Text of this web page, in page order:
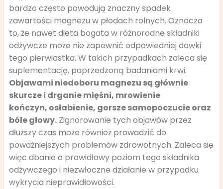
bardzo często powodują znaczny spadek
zawartości magnezu w płodach rolnych. Oznacza
to, że nawet dieta bogata w różnorodne składniki
odżywcze może nie zapewnić odpowiedniej dawki
tego pierwiastka. W takich przypadkach zaleca się
suplementację, poprzedzoną badaniami krwi.
Objawami niedoboru magnezu są głównie
skurcze i drganie mięśni, mrowienie
kończyn, osłabienie, gorsze samopoczucie oraz
bóle głowy. Zignorowanie tych objawów przez
dłuższy czas może również prowadzić do
poważniejszych problemów zdrowotnych. Zaleca się
więc dbanie o prawidłowy poziom tego składnika
odżywczego i niezwłoczne działanie w przypadku
wykrycia nieprawidłowości.